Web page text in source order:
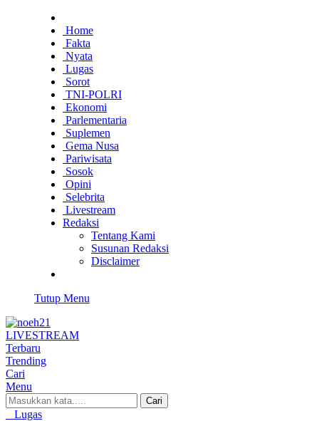
Home
Fakta
Nyata
Lugas
Sorot
TNI-POLRI
Ekonomi
Parlementaria
Suplemen
Gema Nusa
Pariwisata
Sosok
Opini
Selebrita
Livestream
Redaksi
Tentang Kami
Susunan Redaksi
Disclaimer
Tutup Menu
LIVESTREAM
Terbaru
Trending
Cari
Menu
Cari
Lugas